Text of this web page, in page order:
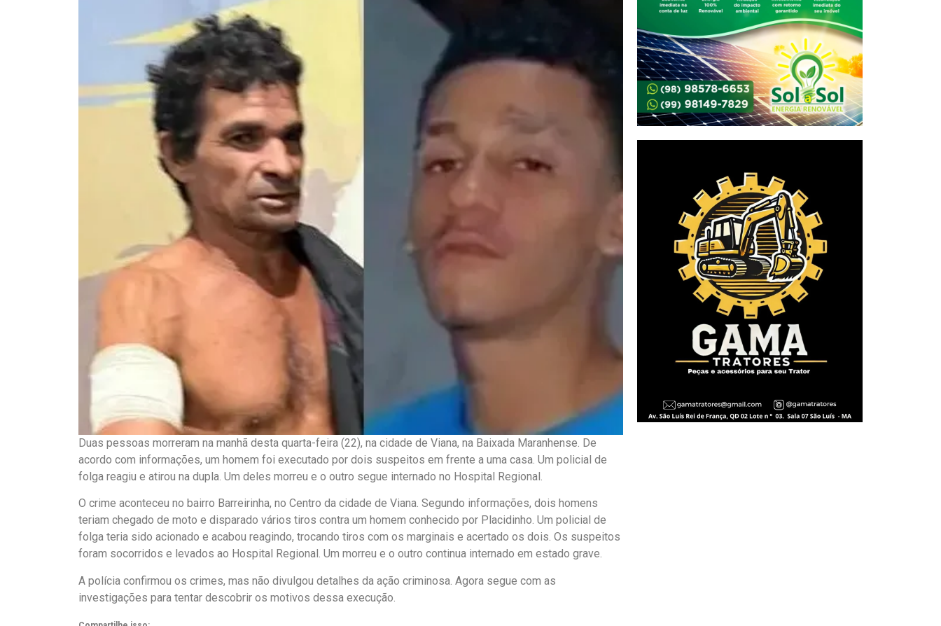
Duas pessoas morreram na manhã desta quarta-feira (22), na cidade de Viana, na Baixada Maranhense. De
acordo com informações, um homem foi executado por dois suspeitos em frente a uma casa. Um policial de
folga reagiu e atirou na dupla. Um deles morreu e o outro segue internado no Hospital Regional.
O crime aconteceu no bairro Barreirinha, no Centro da cidade de Viana. Segundo informações, dois homens
teriam chegado de moto e disparado vários tiros contra um homem conhecido por Placidinho. Um policial de
folga teria sido acionado e acabou reagindo, trocando tiros com os marginais e acertado os dois. Os suspeitos
foram socorridos e levados ao Hospital Regional. Um morreu e o outro continua internado em estado grave.
A polícia confirmou os crimes, mas não divulgou detalhes da ação criminosa. Agora segue com as
investigações para tentar descobrir os motivos dessa execução.